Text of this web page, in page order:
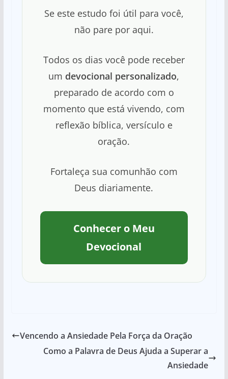
Se este estudo foi útil para você,
não pare por aqui.
Todos os dias você pode receber
um devocional personalizado,
preparado de acordo com o
momento que está vivendo, com
reflexão bíblica, versículo e
oração.
Fortaleça sua comunhão com
Deus diariamente.
Conhecer o Meu
Devocional
Vencendo a Ansiedade Pela Força da Oração
Como a Palavra de Deus Ajuda a Superar a
Ansiedade